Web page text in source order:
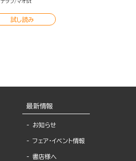
ナヲフ マオst
試し読み
最新情報
お知らせ
フェア・イベント情報
書店様へ